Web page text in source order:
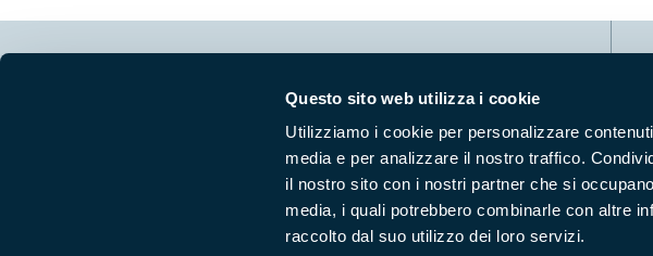
Questo sito web utilizza i cookie
Utilizziamo i cookie per personalizzare
media e per analizzare il nostro traffico.
il nostro sito con i nostri partner che si
media, i quali potrebbero combinarle con altre
raccolto dal suo utilizzo dei loro servizi.